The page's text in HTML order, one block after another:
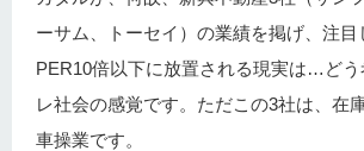
ーサム、トーセイ）の業績を掲げ、注
PER10倍以下に放置される現実は…どう
レ社会の感覚です。ただこの3社は、在
車操業です。